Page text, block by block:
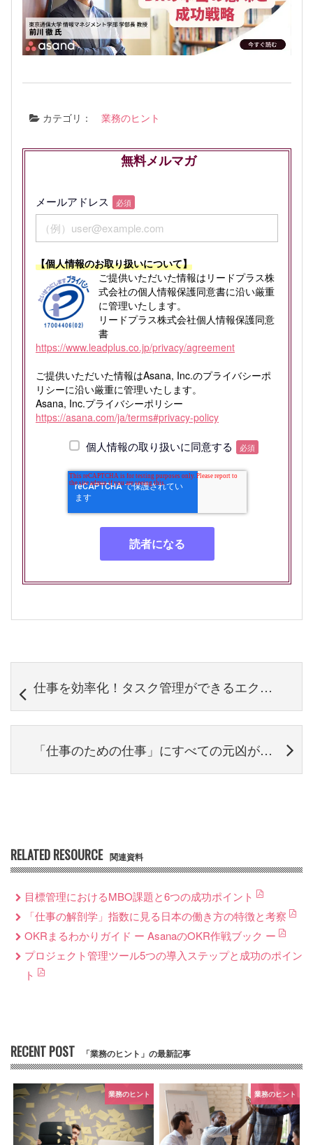
カテゴリ： 業務のヒント
無料メルマガ
メールアドレス 必須
【個人情報のお取り扱いについて】
ご提供いただいた情報はリードプラス株
式会社の個人情報保護同意書に沿い厳重
に管理いたします。
リードプラス株式会社個人情報保護同意
書
https://www.leadplus.co.jp/privacy/agreement
ご提供いただいた情報はAsana, Inc.のプライバシーポ
リシーに沿い厳重に管理いたします。
Asana, Inc.プライバシーポリシー
https://asana.com/ja/terms#privacy-policy
個人情報の取り扱いに同意する 必須
仕事を効率化！タスク管理ができるエクセルテンプレート7選
「仕事のための仕事」にすべての元凶がある⑥ 会議をすることが仕事になっている
RELATED RESOURCE 関連資料
目標管理におけるMBO課題と6つの成功ポイント
「仕事の解剖学」指数に見る日本の働き方の特徴と考察
OKRまるわかりガイド ー AsanaのOKR作戦ブック ー
プロジェクト管理ツール5つの導入ステップと成功のポイン
ト
RECENT POST 「業務のヒント」の最新記事
業務のヒント 業務のヒント